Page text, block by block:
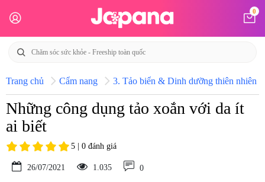
0
Trang chủ Cẩm nang 3. Tảo biển & Dinh dưỡng thiên nhiên
Những công dụng tảo xoắn với da ít
ai biết
5 | 0 đánh giá
26/07/2021 1.035 0